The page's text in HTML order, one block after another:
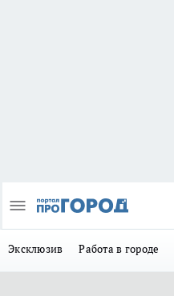
Эксклюзив Работа в городе